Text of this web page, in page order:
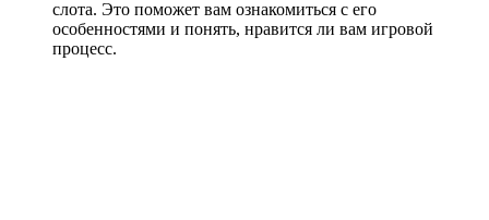
слота. Это поможет вам ознакомиться с его
особенностями и понять, нравится ли вам игровой
процесс.